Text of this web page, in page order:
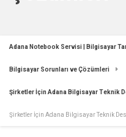
Adana Notebook Servisi | Bilgisayar
Bilgisayar Sorunları ve Çözümleri
Şirketler İçin Adana Bilgisayar Teknik
Şirketler İçin Adana Bilgisayar Teknik